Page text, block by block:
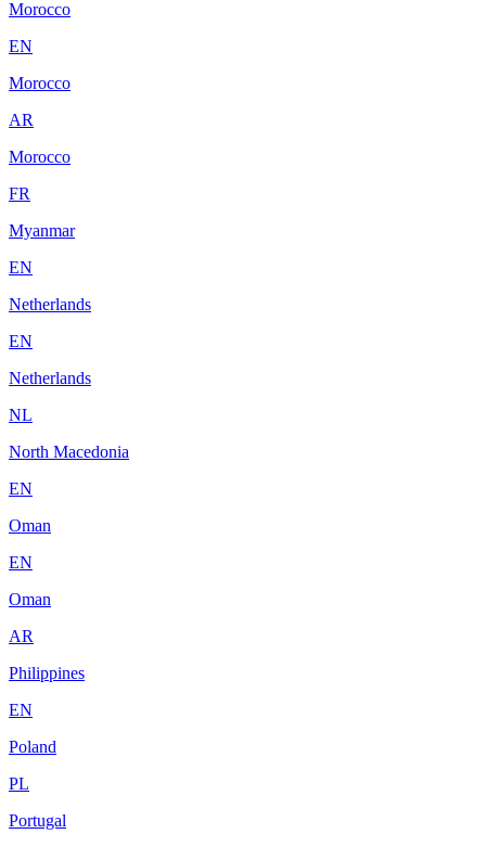
Morocco
EN
Morocco
AR
Morocco
FR
Myanmar
EN
Netherlands
EN
Netherlands
NL
North Macedonia
EN
Oman
EN
Oman
AR
Philippines
EN
Poland
PL
Portugal